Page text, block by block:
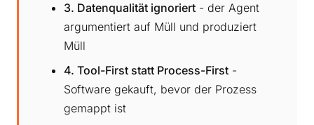
3. Datenqualität ignoriert - der Agent
argumentiert auf Müll und produziert
Müll
4. Tool-First statt Process-First -
Software gekauft, bevor der Prozess
gemappt ist